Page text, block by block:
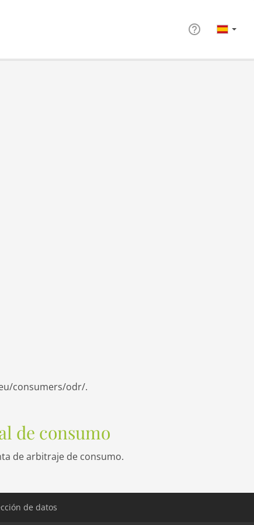
consumers/odr/.
de consumo
de arbitraje de consumo.
de datos